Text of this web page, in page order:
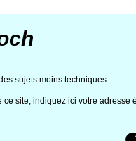
sujets moins techniques.
site, indiquez ici votre adresse